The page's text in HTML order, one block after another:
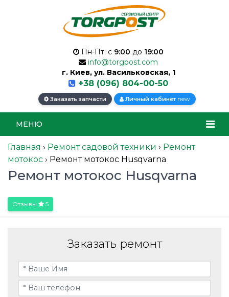
Пн-Пт: с 9:00 до 19:00
info@torgpost.com
г. Киев, ул. Васильковская, 1
+38 (096) 804-00-50
Заказать запчасти Личный кабинет new
МЕНЮ
Главная › Ремонт садовой техники › Ремонт
мотокос › Ремонт мотокос Husqvarna
Ремонт мотокос Husqvarna
Отзывы 5
Заказать ремонт